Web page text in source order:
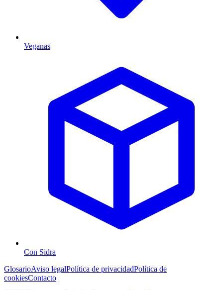
Veganas
Con Sidra
GlosarioAviso legalPolítica de privacidadPolítica de
cookiesContacto